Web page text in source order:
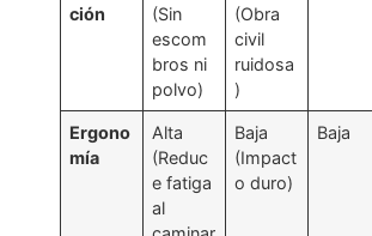
ción
(Sin
escom
bros ni
polvo)
(Obra
civil
ruidosa
)
Ergono
mía
Alta
(Reduc
e fatiga
al
Baja
(Impact
o duro)
Baja